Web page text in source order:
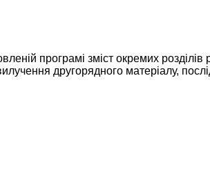
програмі зміст окремих розділів
другорядного матеріалу,